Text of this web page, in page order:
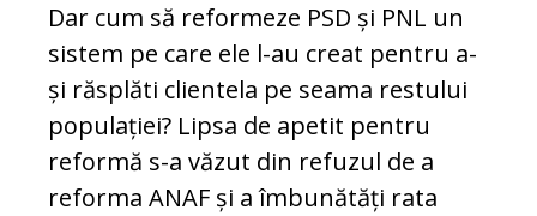
Dar cum să reformeze PSD și PNL un
sistem pe care ele l-au creat pentru a-
și răsplăti clientela pe seama restului
populației? Lipsa de apetit pentru
reformă s-a văzut din refuzul de a
reforma ANAF și a îmbunătăți rata